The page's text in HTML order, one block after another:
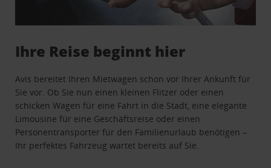
Ihre Reise beginnt hier
Avis bereitet Ihren Mietwagen schon vor Ihrer Ankunft für
Sie vor. Ob Sie nun einen kleinen Flitzer oder einen
schicken Wagen für eine Fahrt in die Stadt, eine elegante
Limousine für eine Geschäftsreise oder einen
Personentransporter für den Familienurlaub benötigen –
Ihr perfektes Fahrzeug wartet bereits auf Sie.